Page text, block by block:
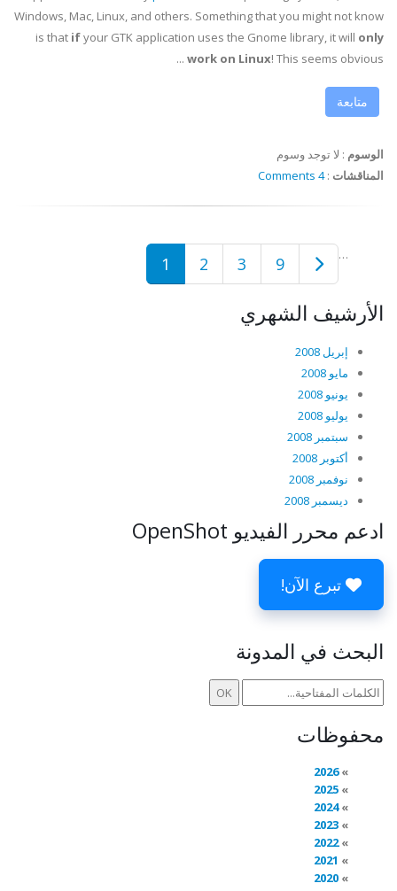
Windows, Mac, Linux, and others. Something that you might not know
is that ifyour GTK application uses the Gnome library, it will only
work on Linux! This seems obvious ...
متابعة
الوسوم : لا توجد وسوم
المناقشات :
4 Comments
1 2 3 …
9
الأرشيف الشهري
إبريل 2008
مايو 2008
يونيو 2008
يوليو 2008
سبتمبر 2008
أكتوبر 2008
نوفمبر 2008
ديسمبر 2008
ادعم محرر الفيديو OpenShot
تبرع الآن!
البحث في المدونة
محفوظات
2026
2025
2024
2023
2022
2021
2020